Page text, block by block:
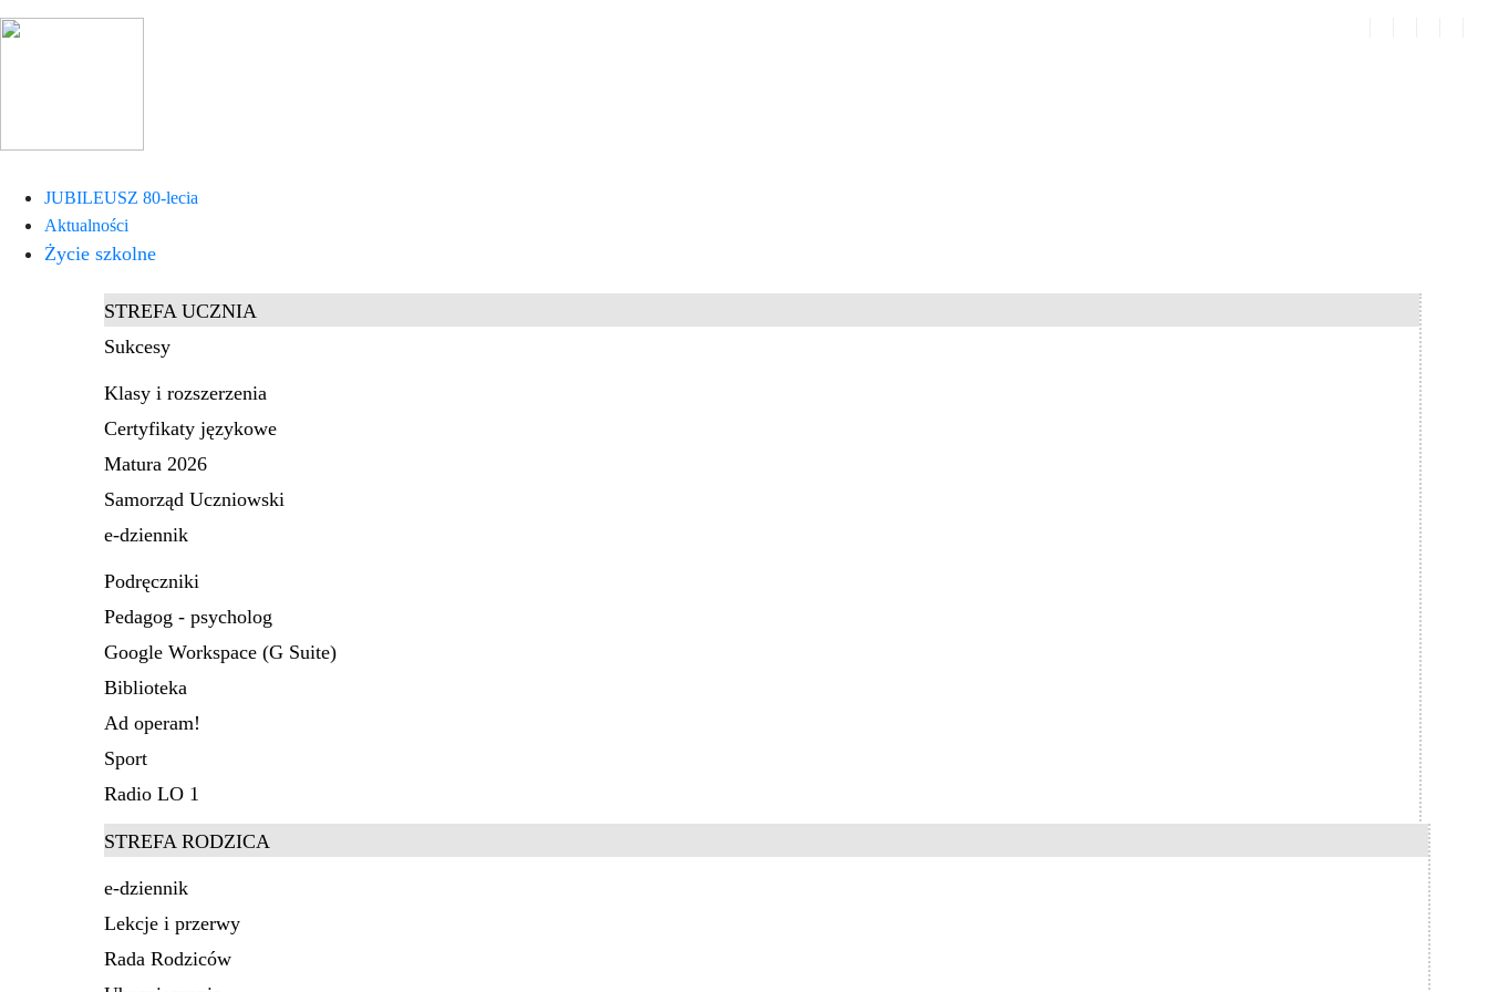
JUBILEUSZ 80-lecia
Aktualności
Życie szkolne
STREFA UCZNIA
Sukcesy
Klasy i rozszerzenia
Certyfikaty językowe
Matura 2026
Samorząd Uczniowski
e-dziennik
Podręczniki
Pedagog - psycholog
Google Workspace (G Suite)
Biblioteka
Ad operam!
Sport
Radio LO 1
STREFA RODZICA
e-dziennik
Lekcje i przerwy
Rada Rodziców